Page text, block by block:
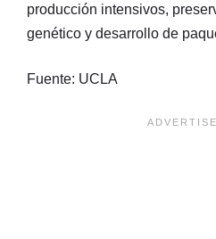
producción intensivos,
genético y desarrollo de
Fuente: UCLA